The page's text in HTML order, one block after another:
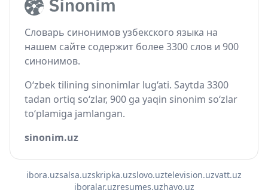
Словарь синонимов узбекского языка на
нашем сайте содержит более 3300 слов и 900
синонимов.
O‘zbek tilining sinonimlar lug‘ati. Saytda 3300
tadan ortiq so‘zlar, 900 ga yaqin sinonim so‘zlar
to‘plamiga jamlangan.
sinonim.uz
ibora.uzsalsa.uzskripka.uzslovo.uztelevision.uzvatt.uz
iboralar.uzresumes.uzhavo.uz